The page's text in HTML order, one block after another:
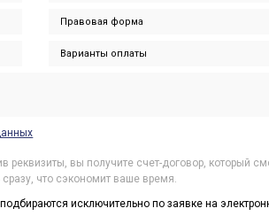
реквизиты, вы получите счет-договор, который
сразу, что сэкономит ваше время.
исключительно по заявке на